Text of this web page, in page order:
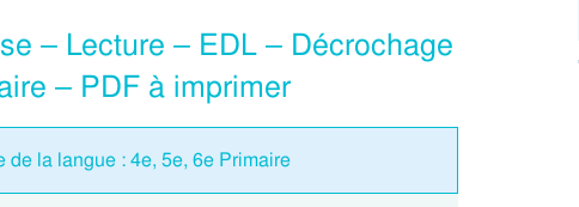
– Lecture – EDL – Décrochage
– PDF à imprimer
de la langue : 4e, 5e, 6e Primaire